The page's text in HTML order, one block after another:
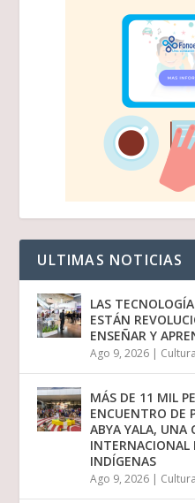
ULTIMAS NOTICIAS
LAS
ESTÁN
ENSEÑAR Y
Ago 9, 2026 |
MÁS DE 11 MIL
ENCUENTRO DE
ABYA YALA, UNA
INTERNACIONAL
INDÍGENAS
Ago 9, 2026 |